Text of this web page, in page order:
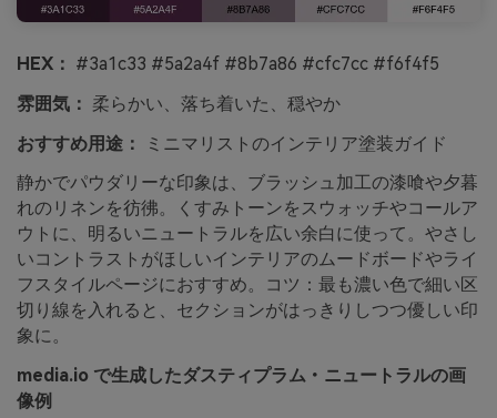
HEX： #3a1c33 #5a2a4f #8b7a86 #cfc7cc #f6f4f5
雰囲気： 柔らかい、落ち着いた、穏やか
おすすめ用途：
ミニマリストのインテリア塗装ガイド
静かでパウダリーな印象は、ブラッシュ加工の漆喰や夕暮
れのリネンを彷彿。くすみトーンをスウォッチやコールア
ウトに、明るいニュートラルを広い余白に使って。やさし
いコントラストがほしいインテリアのムードボードやライ
フスタイルページにおすすめ。コツ：最も濃い色で細い区
切り線を入れると、セクションがはっきりしつつ優しい印
象に。
media.io で生成したダスティプラム・ニュートラルの画
像例